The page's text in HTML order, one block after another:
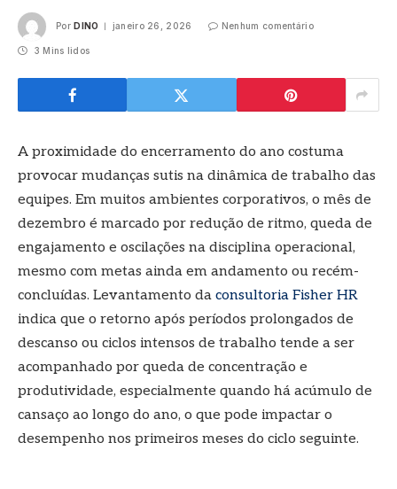
Por DINO janeiro 26, 2026 Nenhum comentário
3 Mins lidos
A proximidade do encerramento do ano costuma
provocar mudanças sutis na dinâmica de trabalho das
equipes. Em muitos ambientes corporativos, o mês de
dezembro é marcado por redução de ritmo, queda de
engajamento e oscilações na disciplina operacional,
mesmo com metas ainda em andamento ou recém-
concluídas. Levantamento da consultoria Fisher HR
indica que o retorno após períodos prolongados de
descanso ou ciclos intensos de trabalho tende a ser
acompanhado por queda de concentração e
produtividade, especialmente quando há acúmulo de
cansaço ao longo do ano, o que pode impactar o
desempenho nos primeiros meses do ciclo seguinte.